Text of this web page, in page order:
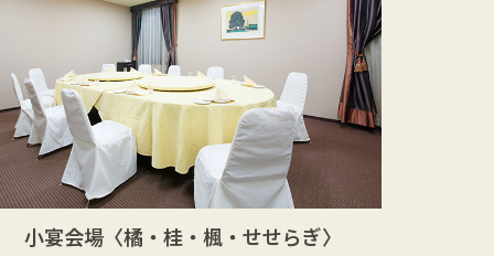
小宴会場 〈橘・桂・楓・せせらぎ〉